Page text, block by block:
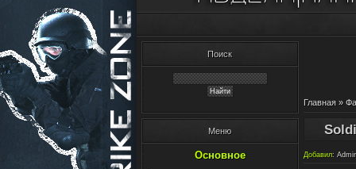
Поиск
Меню
Основное
Главная»
Добавил: